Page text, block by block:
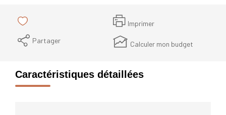
Imprimer
Partager
Calculer mon budget
Caractéristiques détaillées